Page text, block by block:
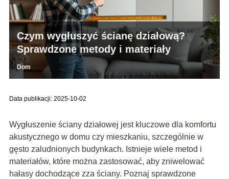
Czym wygłuszyć ścianę działową?
Sprawdzone metody i materiały
Dom
Data publikacji: 2025-10-02
Wygłuszenie ściany działowej jest kluczowe dla komfortu
akustycznego w domu czy mieszkaniu, szczególnie w
gęsto zaludnionych budynkach. Istnieje wiele metod i
materiałów, które można zastosować, aby zniwelować
hałasy dochodzące zza ściany. Poznaj sprawdzone